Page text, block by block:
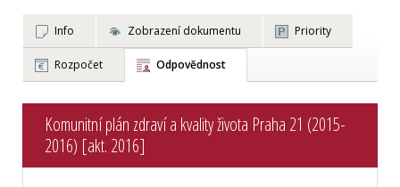
Info Zobrazení dokumentu Priority
Rozpočet Odpovědnost
Komunitní plán zdraví a kvality života Praha 21 (2015-
2016) [akt. 2016]